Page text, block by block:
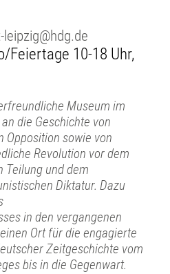
Feiertage 10-18 Uhr,
Museum im
die Geschichte von
Opposition sowie von
Revolution vor dem
Teilung und dem
Diktatur. Dazu
in den vergangenen
Ort für die engagierte
Zeitgeschichte vom
bis in die Gegenwart.